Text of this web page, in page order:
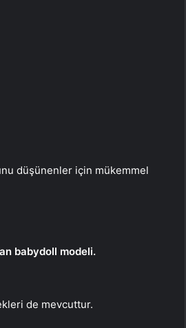
düşünenler için mükemmel
babydoll modeli.
de mevcuttur.